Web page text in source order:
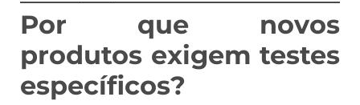
Por que novos
produtos exigem testes
específicos?